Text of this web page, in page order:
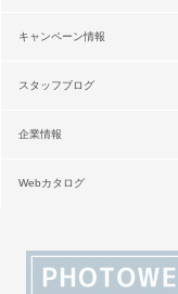
キャンペーン情報
スタッフブログ
企業情報
Webカタログ